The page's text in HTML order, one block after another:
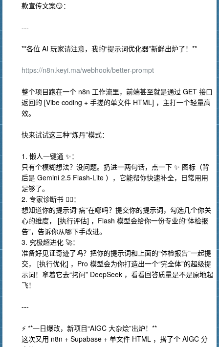
款宣传文案😏：
---
**各位 AI 玩家请注意，我的“提示词优化器”新鲜出炉了！**
https://n8n.keyi.ma/webhook/better-prompt
整个项目跑在一个 n8n 工作流里，前端甚至就是通过 GET 接口
返回的 [Vibe coding + 手搓的单文件 HTML] ，主打一个轻量高
效。
快来试试这三种“炼丹”模式：
1. 懒人一键通 ✨：
只有个模糊想法？没问题。扔进一两句话，点一下 ✨ 图标（背
后是 Gemini 2.5 Flash-Lite ），它能帮你快速补全，日常用用
足够了。
2. 专家诊断书 👨‍⚕️：
想知道你的提示词“病”在哪吗？提交你的提示词，勾选几个你关
心的维度， [执行评估] ，Flash 模型会给你一份专业的“体检报
告”，告诉你从哪下手改进。
3. 究极超进化 🚀：
准备好见证奇迹了吗？把你的提示词和上面的“体检报告”一起提
交， [执行优化] ，Pro 模型会为你打造出一个“完全体”的超级提
示词！拿着它去“拷问” DeepSeek ，看看回答质量是不是原地起
飞！
---
⚡ **一日爆改，新项目“AIGC 大杂烩”出炉！**
这次又用 n8n + Supabase + 单文件 HTML ，搭了个 AIGC 分